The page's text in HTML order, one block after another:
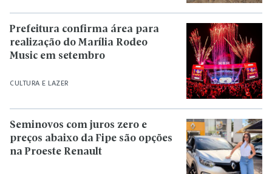
CULTURA E LAZER
Prefeitura confirma área para
realização do Marília Rodeo
Music em setembro
Seminovos com juros zero e
preços abaixo da Fipe são opções
na Proeste Renault